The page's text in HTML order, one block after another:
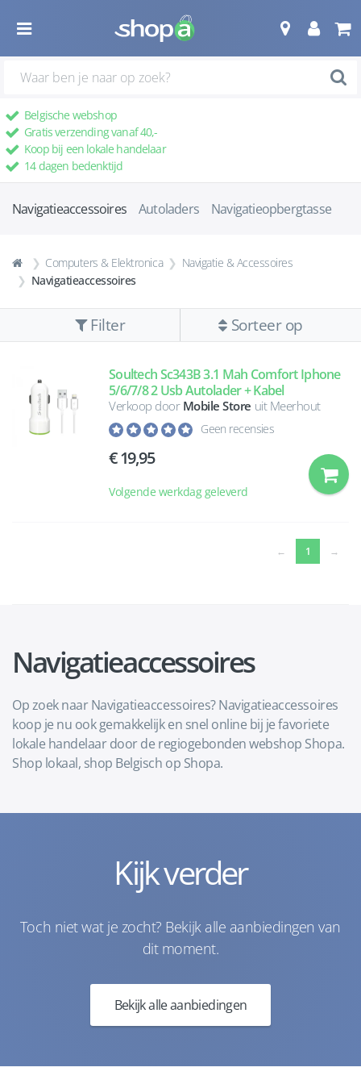
Belgische webshop
Gratis verzending vanaf 40,-
Koop bij een lokale handelaar
14 dagen bedenktijd
Navigatieaccessoires Autoladers Navigatieopbergtasse
Computers & Elektronica
Navigatie & Accessoires
Navigatieaccessoires
Filter Sorteer op
Soultech Sc343B 3.1 Mah Comfort Iphone
5/6/7/8 2 Usb Autolader + Kabel
Verkoop door Mobile Store uit Meerhout
Geen recensies
19,95
Volgende werkdag geleverd
← 1 (current)
→
Navigatieaccessoires
Op zoek naar Navigatieaccessoires? Navigatieaccessoires
koop je nu ook gemakkelijk en snel online bij je favoriete
lokale handelaar door de regiogebonden webshop Shopa.
Shop lokaal, shop Belgisch op Shopa.
Kijk verder
Toch niet wat je zocht? Bekijk alle aanbiedingen van
dit moment.
Bekijk alle aanbiedingen